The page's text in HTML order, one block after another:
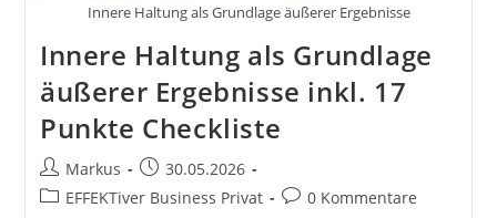
Innere Haltung als Grundlage äußerer Ergebnisse
Innere Haltung als Grundlage
äußerer Ergebnisse inkl. 17
Punkte Checkliste
Beitrags-
Autor:
Markus
Beitrag
veröffentlicht:
30.05.2026
Beitrags-
EFFEKTiver Business Privat
Beitrags-
0 Kommentare